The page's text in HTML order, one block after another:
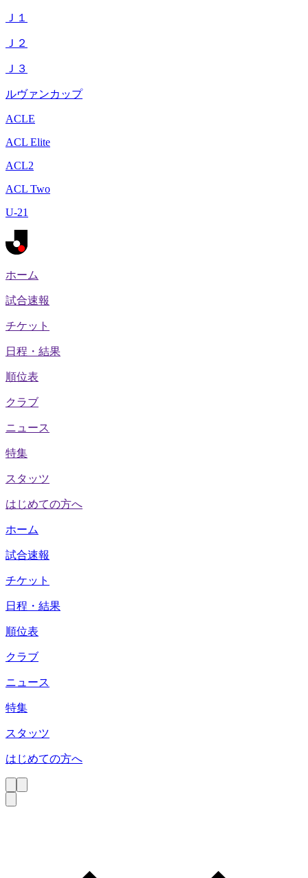
Ｊ１
Ｊ２
Ｊ３
ルヴァンカップ
ACLE
ACL Elite
ACL2
ACL Two
U-21
ホーム
試合速報
チケット
日程・結果
順位表
クラブ
ニュース
特集
スタッツ
はじめての方へ
ホーム
試合速報
チケット
日程・結果
順位表
クラブ
ニュース
特集
スタッツ
はじめての方へ